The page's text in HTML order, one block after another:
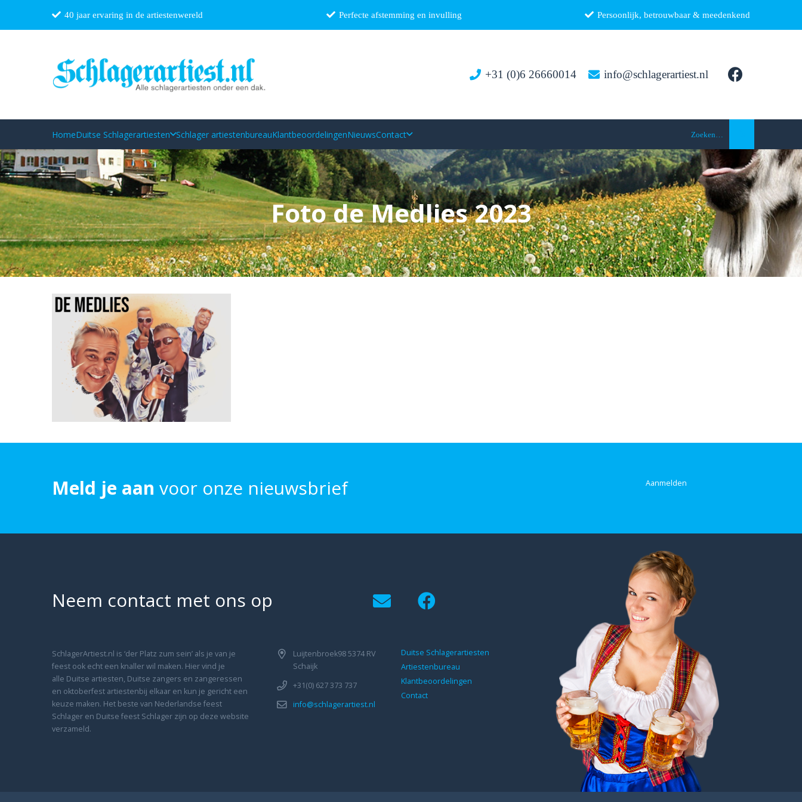
40 jaar ervaring in de artiestenwereld Perfecte afstemming en invulling Persoonlijk, betrouwbaar & meedenkend
+31 (0)6 26660014 info@schlagerartiest.nl
HomeDuitse Schlagerartiesten Schlager artiestenbureauKlantbeoordelingenNieuwsContact Zoeken…
Foto de Medlies 2023
Meld je aan voor onze nieuwsbrief Aanmelden
Neem contact met ons op
SchlagerArtiest.nl is ‘der Platz zum sein’ als je van je
feest ook echt een knaller wil maken. Hier vind je
alle Duitse artiesten, Duitse zangers en zangeressen
en oktoberfest artiestenbij elkaar en kun je gericht een
keuze maken. Het beste van Nederlandse feest
Schlager en Duitse feest Schlager zijn op deze website
verzameld.
Luijtenbroek98 5374 RV
Schaijk
+31(0) 627 373 737
info@schlagerartiest.nl
Duitse Schlagerartiesten
Artiestenbureau
Klantbeoordelingen
Contact